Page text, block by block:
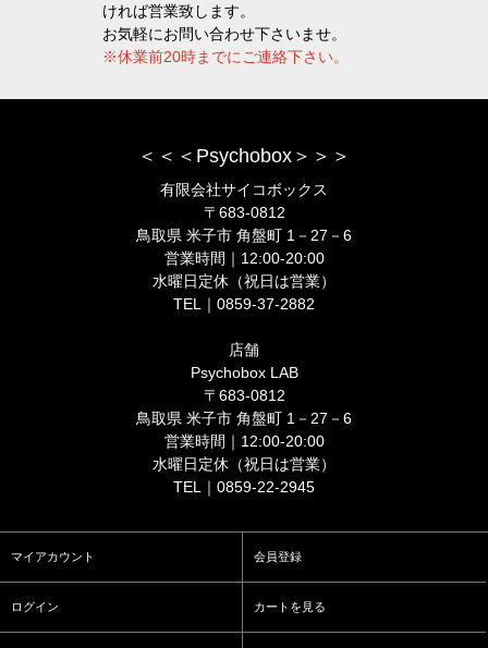
ければ営業致します。
お気軽にお問い合わせ下さいませ。
※休業前20時までにご連絡下さい。
＜＜＜Psychobox＞＞＞
有限会社サイコボックス
〒683-0812
鳥取県 米子市 角盤町 1－27－6
営業時間｜12:00-20:00
水曜日定休（祝日は営業）
TEL｜0859-37-2882
店舗
Psychobox LAB
〒683-0812
鳥取県 米子市 角盤町 1－27－6
営業時間｜12:00-20:00
水曜日定休（祝日は営業）
TEL｜0859-22-2945
マイアカウント 会員登録
ログイン カートを見る